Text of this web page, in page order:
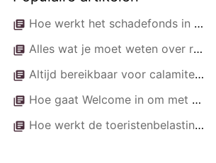
library_books Hoe werkt het schadefonds in plaats van borg?
library_books Alles wat je moet weten over reviews en klachten: zo zorgen we samen voor de beste ervaring!
library_books Altijd bereikbaar voor calamiteiten: jouw gasten in goede handen!
library_books Hoe gaat Welcome in om met annuleringen?
library_books Hoe werkt de toeristenbelasting en -vergoeding?